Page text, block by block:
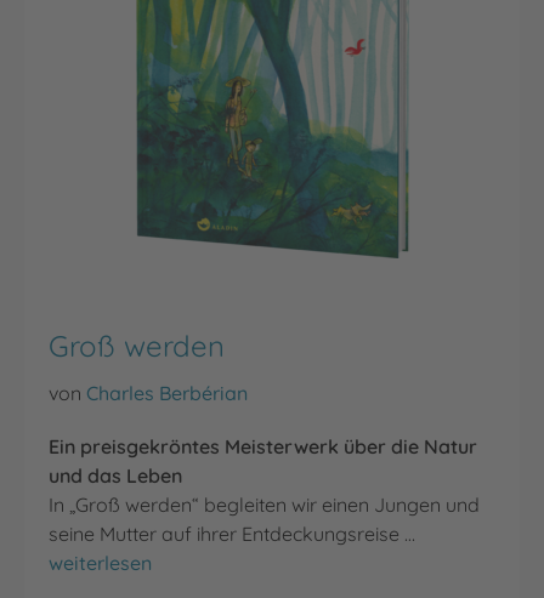
Groß werden
von Charles Berbérian
Ein preisgekröntes Meisterwerk über die Natur
und das Leben
In „Groß werden“ begleiten wir einen Jungen und
seine Mutter auf ihrer Entdeckungsreise …
Groß werden
weiterlesen